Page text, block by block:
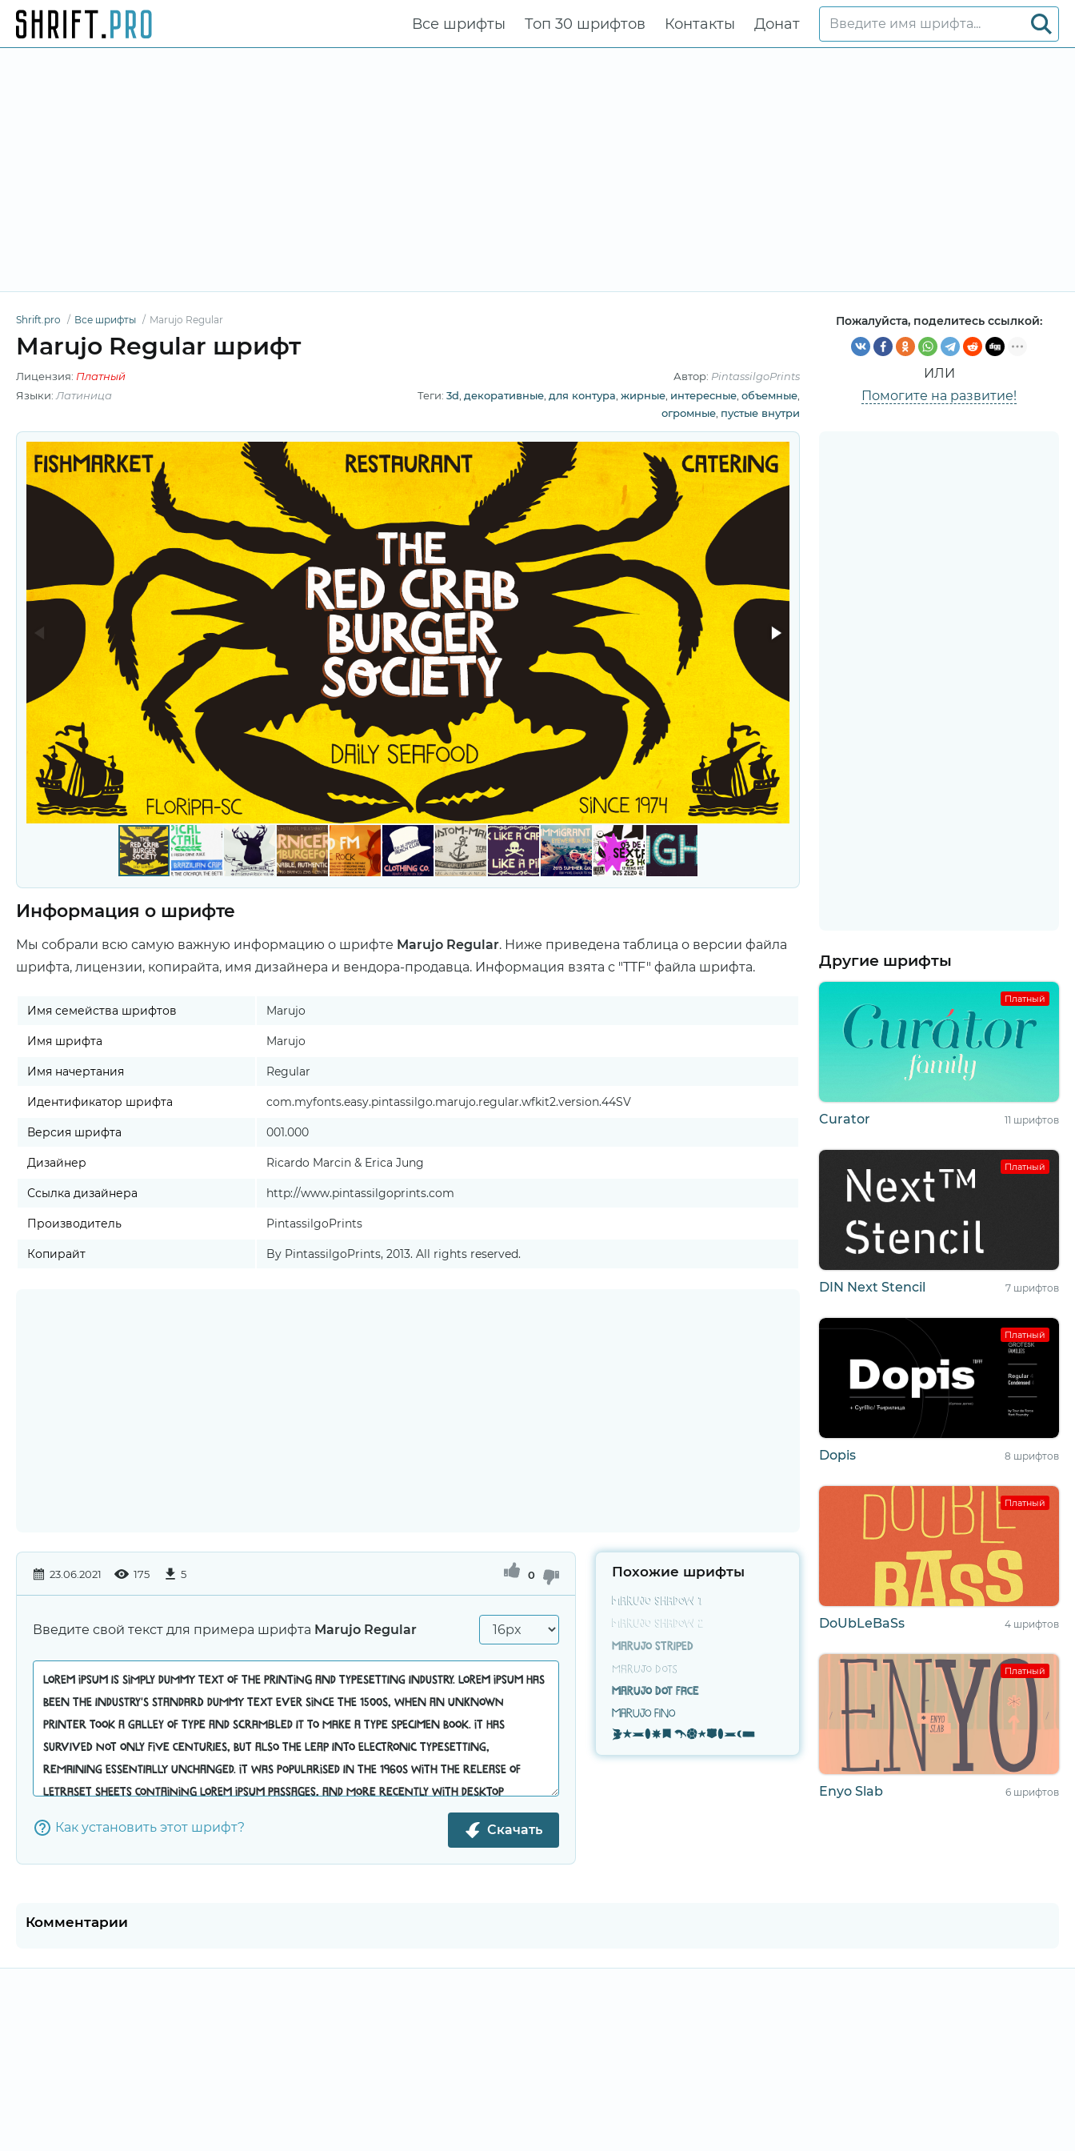
Все шрифты Топ 30 шрифтов Контакты Донат
Shrift.pro Все шрифты Marujo Regular
Marujo Regular шрифт
Лицензия: Платный Автор: PintassilgoPrints
Языки: Латиница Теги: 3d декоративные для контура жирные интересные объемные
огромные пустые внутри
Пожалуйста, поделитесь ссылкой:
ИЛИ
Помогите на развитие!
Информация о шрифте
Мы собрали всю самую важную информацию о шрифте Marujo Regular. Ниже приведена таблица о версии файла
шрифта, лицензии, копирайта, имя дизайнера и вендора-продавца. Информация взята с "TTF" файла шрифта.
Имя семейства шрифтов Marujo
Имя шрифта Marujo
Имя начертания Regular
Идентификатор шрифта com.myfonts.easy.pintassilgo.marujo.regular.wfkit2.version.44SV
Версия шрифта 001.000
Дизайнер Ricardo Marcin & Erica Jung
Ссылка дизайнера http://www.pintassilgoprints.com
Производитель PintassilgoPrints
Копирайт By PintassilgoPrints, 2013. All rights reserved.
23.06.2021 175 5 0
Введите свой текст для примера шрифта Marujo Regular
Как установить этот шрифт? Скачать
Похожие шрифты
Marujo Shadow 1
Marujo Shadow 2
Marujo Striped
Marujo Dots
Marujo Dot face
Marujo Fino
Marujo Pictures
Другие шрифты
Платный
Curator 11 шрифтов
Платный
DIN Next Stencil 7 шрифтов
Платный
Dopis 8 шрифтов
Платный
DoUbLeBaSs 4 шрифтов
Платный
Enyo Slab 6 шрифтов
Комментарии